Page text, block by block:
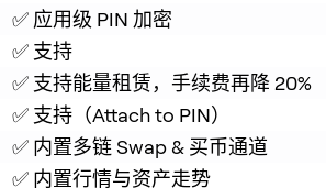
✅ 应用级 PIN 加密
✅ 支持
✅ 支持能量租赁，手续费再降 20%
✅ 支持（Attach to PIN）
✅ 内置多链 Swap & 买币通道
✅ 内置行情与资产走势